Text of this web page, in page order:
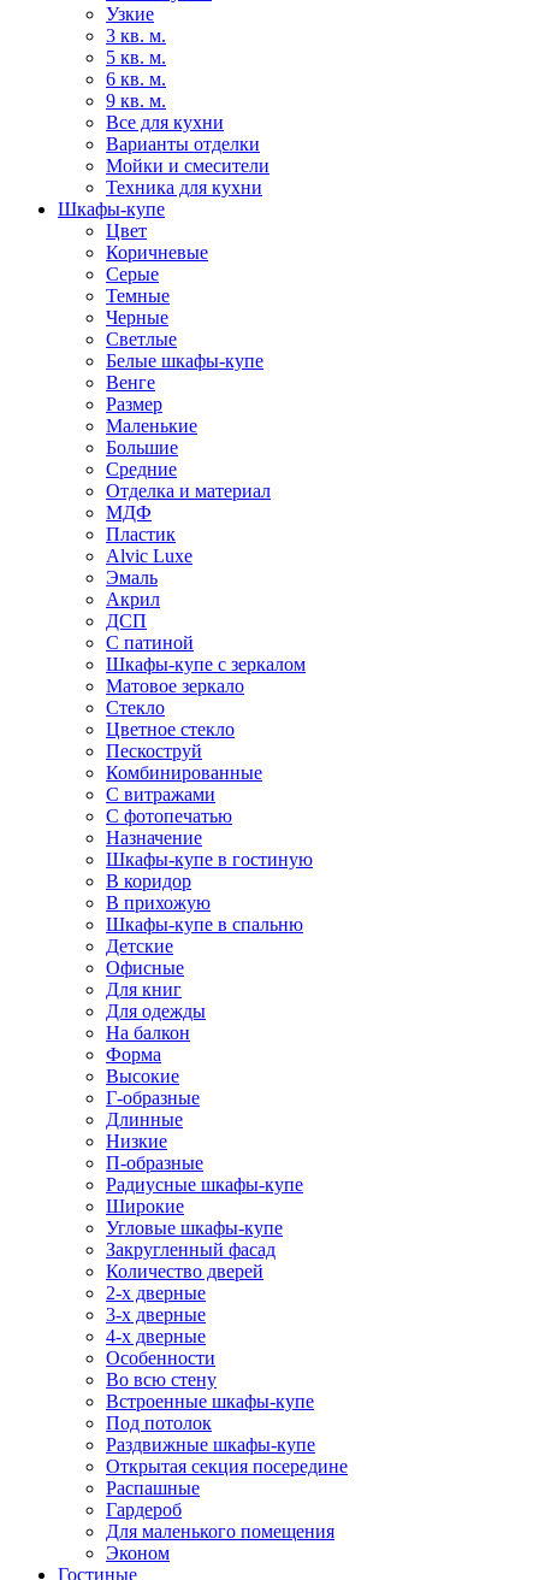
Узкие
3 кв. м.
5 кв. м.
6 кв. м.
9 кв. м.
Все для кухни
Варианты отделки
Мойки и смесители
Техника для кухни
Шкафы-купе
Цвет
Коричневые
Серые
Темные
Черные
Светлые
Белые шкафы-купе
Венге
Размер
Маленькие
Большие
Средние
Отделка и материал
МДФ
Пластик
Alvic Luxe
Эмаль
Акрил
ДСП
С патиной
Шкафы-купе с зеркалом
Матовое зеркало
Стекло
Цветное стекло
Пескоструй
Комбинированные
С витражами
С фотопечатью
Назначение
Шкафы-купе в гостиную
В коридор
В прихожую
Шкафы-купе в спальню
Детские
Офисные
Для книг
Для одежды
На балкон
Форма
Высокие
Г-образные
Длинные
Низкие
П-образные
Радиусные шкафы-купе
Широкие
Угловые шкафы-купе
Закругленный фасад
Количество дверей
2-х дверные
3-х дверные
4-х дверные
Особенности
Во всю стену
Встроенные шкафы-купе
Под потолок
Раздвижные шкафы-купе
Открытая секция посередине
Распашные
Гардероб
Для маленького помещения
Эконом
Гостиные